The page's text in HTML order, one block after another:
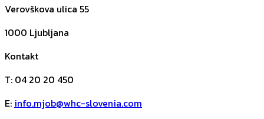
Verovškova ulica 55
1000 Ljubljana
Kontakt
T: 04 20 20 450
E: info.mjob@whc-slovenia.com